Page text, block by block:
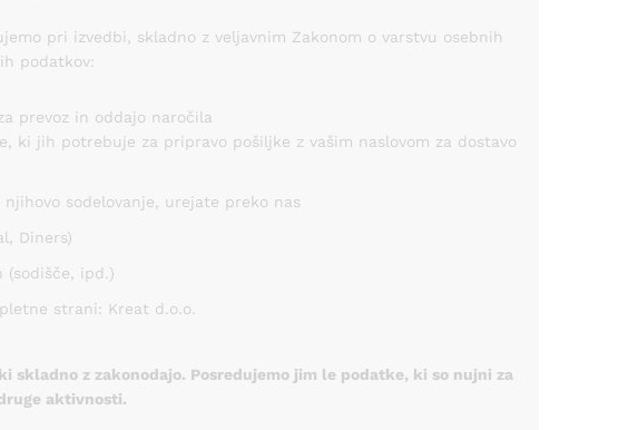
pri izvedbi, skladno z veljavnim Zakonom o varstvu osebnih
podatkov:
prevoz in oddajo naročila
ki jih potrebuje za pripravo pošiljke z vašim naslovom za dostavo
sodelovanje, urejate preko nas
Diners)
(sodišče, ipd.)
strani: Kreat d.o.o.
z zakonodajo. Posredujemo jim le podatke, ki so nujni za
aktivnosti.